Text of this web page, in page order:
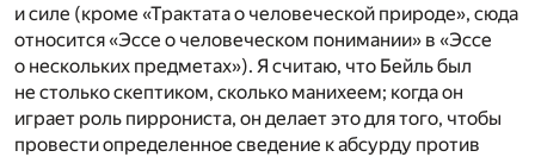
и силе (кроме «Трактата о человеческой природе», сюда
относится «Эссе о человеческом понимании» в «Эссе
о нескольких предметах»). Я считаю, что Бейль был
не столько скептиком, сколько манихеем; когда он
играет роль пиррониста, он делает это для того, чтобы
провести определенное сведение к абсурду против